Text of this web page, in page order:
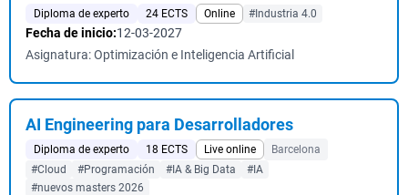
Diploma de experto 24 ECTS Online #Industria 4.0
Fecha de inicio:12-03-2027
Asignatura: Optimización e Inteligencia Artificial
AI Engineering para Desarrolladores
Diploma de experto 18 ECTS Live online
Barcelona
#Cloud
#Programación #IA & Big Data
#IA
#nuevos masters 2026